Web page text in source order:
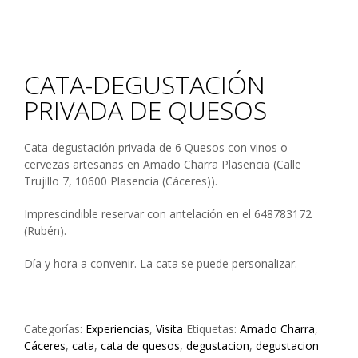
CATA-DEGUSTACIÓN
PRIVADA DE QUESOS
Cata-degustación privada de 6 Quesos con vinos o
cervezas artesanas en Amado Charra Plasencia (Calle
Trujillo 7, 10600 Plasencia (Cáceres)).
Imprescindible reservar con antelación en el 648783172
(Rubén).
Día y hora a convenir. La cata se puede personalizar.
Categorías: Experiencias, Visita Etiquetas: Amado Charra,
Cáceres, cata, cata de quesos, degustacion, degustacion